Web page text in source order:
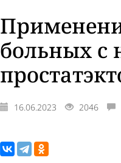
больных с
16.06.2023 2046